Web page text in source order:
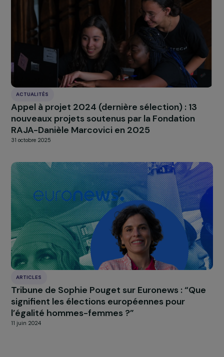
6 nouveaux projets soutenus par la
dans le cadre du programme Femmes &
Environnement
4 octobre 2022
ACTUALITÉS
Appel à projet 2024 (dernière sélection) : 13
nouveaux projets soutenus par la Fondation
RAJA-Danièle Marcovici en 2025